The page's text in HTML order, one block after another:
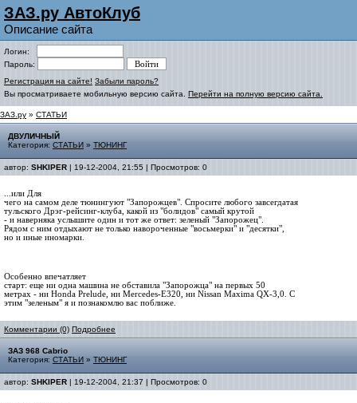
ЗАЗ.ру АвтоКлуб
Описание сайта
Логин:
Пароль:
Регистрация на сайте! Забыли пароль?
Вы просматриваете мобильную версию сайта. Перейти на полную версию сайта.
ЗАЗ.ру » СТАТЬИ
ДВУЛИЧНЫЙ
Категория: СТАТЬИ » ТЮНИНГ
автор: SHKIPER | 19-12-2004, 21:55 | Просмотров: 0
...или Для
чего на самом деле тюнингуют "Запорожцев". Спросите любого завсегдатая
тульского Дрэг-рейсинг-клуба, какой из "болидов" самый крутой
- и наверняка услышите один и тот же ответ: зеленый "Запорожец".
Рядом с ним отдыхают не только навороченные "восьмерки" и "десятки",
но и иные иномарки.
Особенно впечатляет
старт: еще ни одна машина не обставила "Запорожца" на первых 50
метрах - ни Honda Prelude, ни Mercedes-E320, ни Nissan Maxima QX-3,0. С
этим "зеленым" я и познакомлю вас поближе.
Комментарии (0) Подробнее
ЗАЗ 968 Cabrio
Категория: СТАТЬИ » ТЮНИНГ
автор: SHKIPER | 19-12-2004, 21:37 | Просмотров: 0